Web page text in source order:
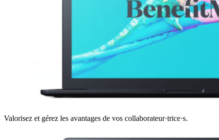
Valorisez et gérez les avantages de vos collaborateur·trice·s.